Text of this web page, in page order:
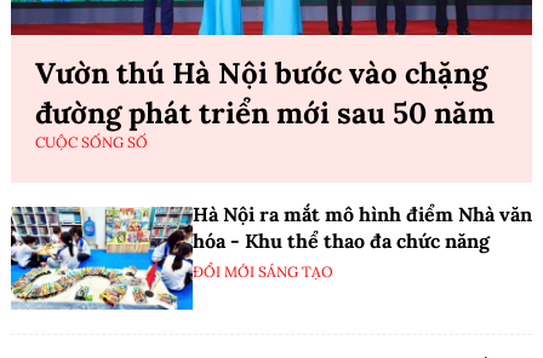
Chuyển động số